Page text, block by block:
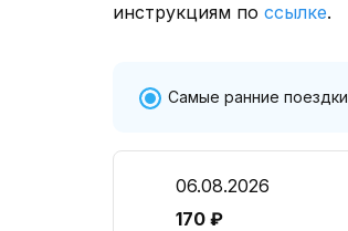
инструкциям по ссылке.
Самые ранние поездки
06.08.2026
170 ₽